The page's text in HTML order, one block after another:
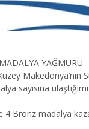
YAĞMURU
Makedonya’nın
sayısına
4 Bronz madalya